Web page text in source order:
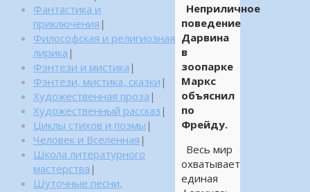
Неприличное
поведение
Дарвина
в
зоопарке
Маркс
объяснил
по
Фрейду.
Весь мир
охватывает
единая
Фантастика и
приключения |
Философская и религиозная
лирика |
Фэнтези и мистика |
Фэнтези, мистика, сказки |
Художественная проза |
Художественный рассказ |
Циклы стихов и поэмы |
Человек и Вселенная |
Школа литературного
мастерства |
Шуточные песни,